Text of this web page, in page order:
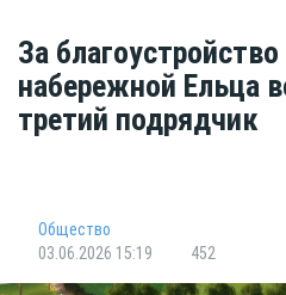
За
набережной Ельца
третий подрядчик
Общество
03.06.2026 15:19
452